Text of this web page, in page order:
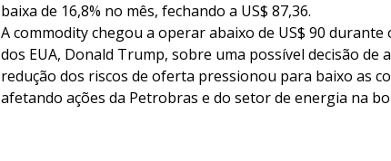
baixa de 16,8% no mês, fechando a US$ 87,36.
A commodity chegou a operar abaixo de US$ 90
dos EUA, Donald Trump, sobre uma possível decisão de
redução dos riscos de oferta pressionou para baixo as
afetando ações da Petrobras e do setor de energia na